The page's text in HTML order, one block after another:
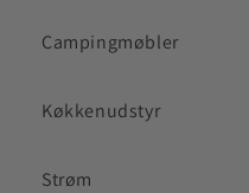
Campingmøbler
Køkkenudstyr
Strøm